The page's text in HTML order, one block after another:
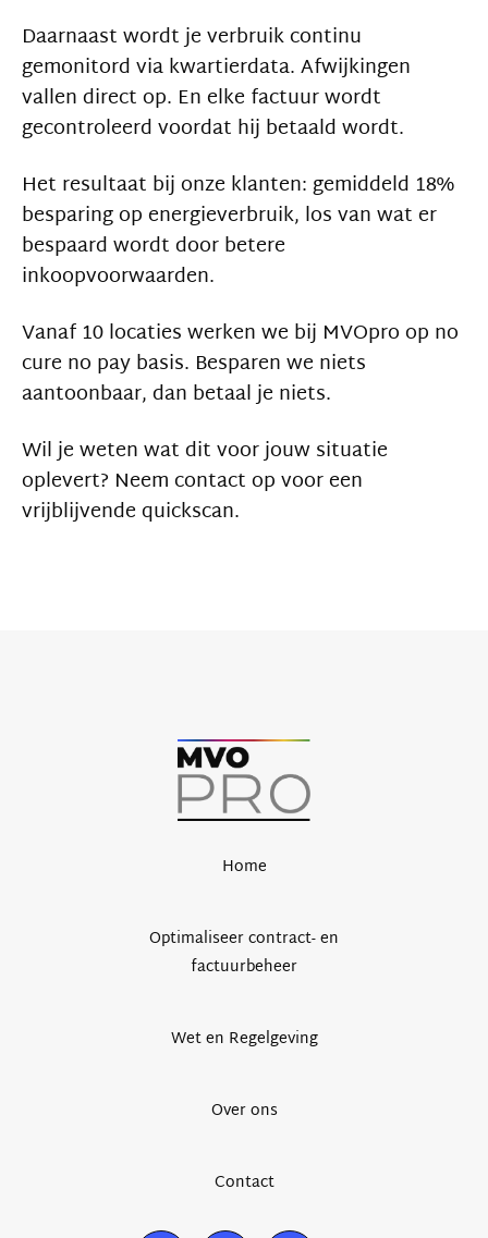
Daarnaast wordt je verbruik continu
gemonitord via kwartierdata. Afwijkingen
vallen direct op. En elke factuur wordt
gecontroleerd voordat hij betaald wordt.
Het resultaat bij onze klanten: gemiddeld 18%
besparing op energieverbruik, los van wat er
bespaard wordt door betere
inkoopvoorwaarden.
Vanaf 10 locaties werken we bij MVOpro op no
cure no pay basis. Besparen we niets
aantoonbaar, dan betaal je niets.
Wil je weten wat dit voor jouw situatie
oplevert? Neem contact op voor een
vrijblijvende quickscan.
Home
Optimaliseer contract- en
factuurbeheer
Wet en Regelgeving
Over ons
Contact